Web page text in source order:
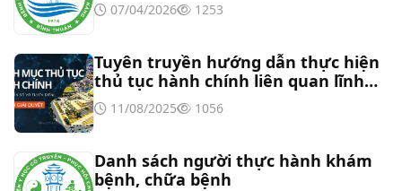
Thư mời báo giá về việc sửa chữa nhà bảo vệ và
Thư mời báo giá sửa chữa máy nước nóng tấm
phẵng
07/04/2026 1253
Tuyên truyền hướng dẫn thực hiện
thủ tục hành chính liên quan lĩnh
vực tần số vô tuyến điện
11/08/2025 1056
Danh sách người thực hành khám
bệnh, chữa bệnh